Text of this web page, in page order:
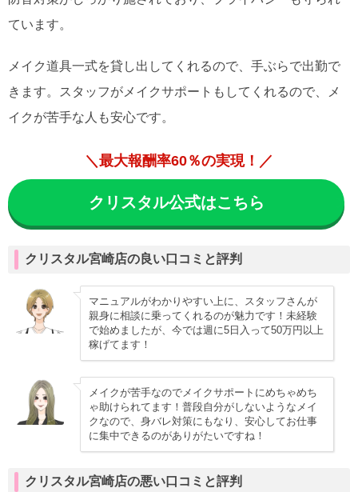
ています。
メイク道具一式を貸し出してくれるので、手ぶらで出勤で
きます。スタッフがメイクサポートもしてくれるので、メ
イクが苦手な人も安心です。
＼最大報酬率60％の実現！／
クリスタル公式はこちら
クリスタル宮崎店の良い口コミと評判
マニュアルがわかりやすい上に、スタッフさんが
親身に相談に乗ってくれるのが魅力です！未経験
で始めましたが、今では週に5日入って50万円以上
稼げてます！
メイクが苦手なのでメイクサポートにめちゃめち
ゃ助けられてます！普段自分がしないようなメイ
クなので、身バレ対策にもなり、安心してお仕事
に集中できるのがありがたいですね！
クリスタル宮崎店の悪い口コミと評判